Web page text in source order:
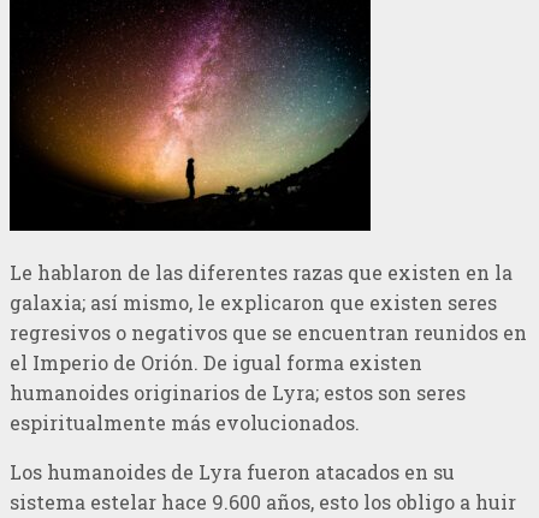
Le hablaron de las diferentes razas que existen en la
galaxia; así mismo, le explicaron que existen seres
regresivos o negativos que se encuentran reunidos en
el Imperio de Orión. De igual forma existen
humanoides originarios de Lyra; estos son seres
espiritualmente más evolucionados.
Los humanoides de Lyra fueron atacados en su
sistema estelar hace 9.600 años, esto los obligo a huir